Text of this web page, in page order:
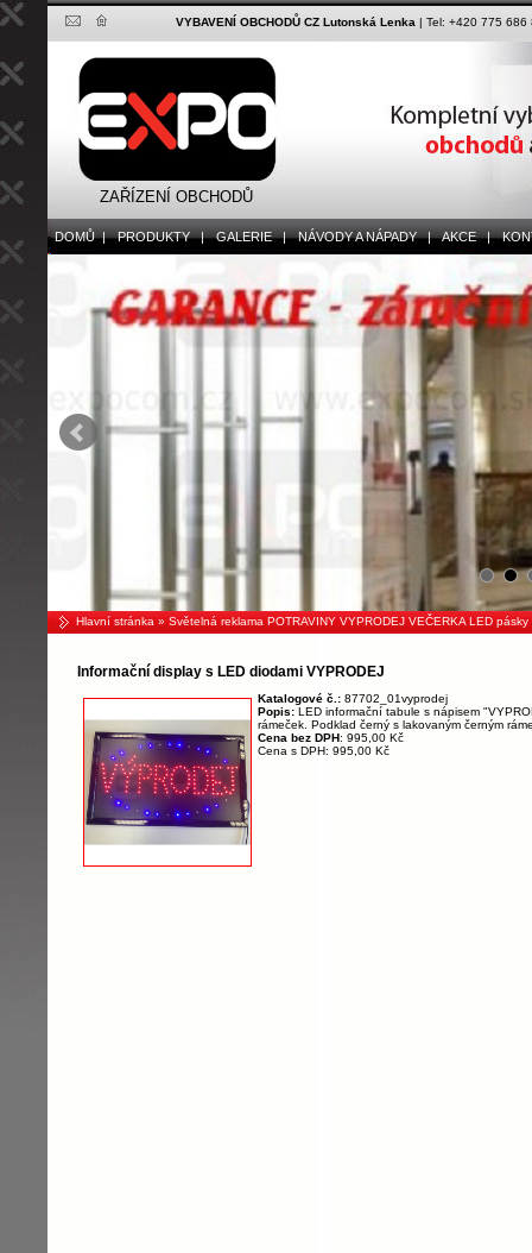
VYBAVENÍ OBCHODŮ CZ Lutonská Lenka | Tel: +420 775
ZAŘÍZENÍ OBCHODŮ
DOMŮ |PRODUKTY |GALERIE |NÁVODY A NÁPADY |AKCE |
Hlavní stránka » Světelná reklama POTRAVINY VYPRODEJ VEČERKA LED pásky
Informační display s LED diodami VYPRODEJ
Katalogové č.: 87702_01vyprodej
Popis: LED informační tabule s nápisem
rámeček. Podklad černý s lakovaným černým
Cena bez DPH: 995,00 Kč
Cena s DPH: 995,00 Kč